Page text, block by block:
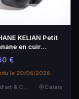
KELIAN Petit
en cuir
noir
€
le 20/06/2026
Objets d'art & Curiosités
Calais